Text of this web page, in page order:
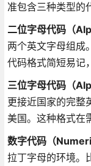
准包含三种类型的
二位字母代码（
两个英文字母组成
代码格式简短易记
三位字母代码（
更接近国家的完整
美国。这种格式在
数字代码（
拉丁字母的环境。